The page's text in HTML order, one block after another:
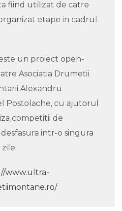
fiind utilizat de catre
etape in cadrul
un proiect open-
Asociatia Drumetii
Alexandru
Postolache, cu ajutorul
competitii de
intr-o singura
www.ultra-